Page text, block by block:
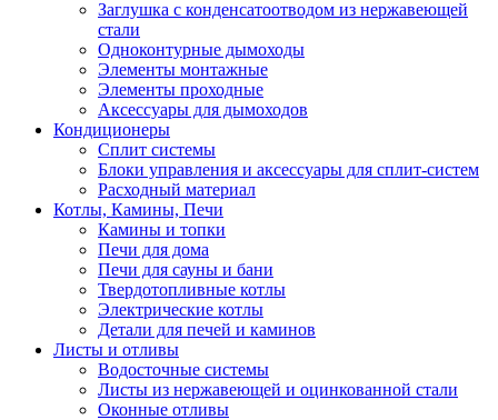
Заглушка с конденсатоотводом из нержавеющей
стали
Одноконтурные дымоходы
Элементы монтажные
Элементы проходные
Аксессуары для дымоходов
Кондиционеры
Сплит системы
Блоки управления и аксессуары для сплит-систем
Расходный материал
Котлы, Камины, Печи
Камины и топки
Печи для дома
Печи для сауны и бани
Твердотопливные котлы
Электрические котлы
Детали для печей и каминов
Листы и отливы
Водосточные системы
Листы из нержавеющей и оцинкованной стали
Оконные отливы